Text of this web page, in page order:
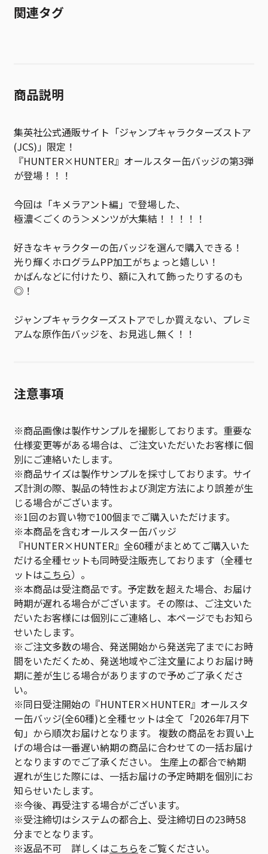
関連タグ
商品説明
集英社公式通販サイト「ジャンプキャラクターズストア
(JCS)」限定！
『HUNTER×HUNTER』オールスター缶バッジの第3弾
が登場！！！
今回は「キメラアント編」で登場した、
極濃＜ごくのう＞メンツが大集結！！！！！
好きなキャラクターの缶バッジを選んで購入できる！
光り輝くホログラムPP加工がちょっと嬉しい！
かばんなどに付けたり、額に入れて飾ったりするのも
◎！
ジャンプキャラクターズストアでしか買えない、プレミ
アムな原作缶バッジを、お見逃し無く！！
注意事項
※商品画像は製作サンプルを撮影しております。重要な
仕様変更等がある場合は、ご注文いただいたお客様に個
別にご連絡いたします。
※商品サイズは製作サンプルを採寸しております。サイ
ズ計測の際、製品の特性および測定方法により誤差が生
じる場合がございます。
※1回のお買い物で100個までご購入いただけます。
※本商品を含むオールスター缶バッジ
『HUNTER×HUNTER』全60種がまとめてご購入いた
だける全種セットも同時受注販売しております（全種セ
ットはこちら）。
※本商品は受注商品です。予定数を超えた場合、お届け
時期が遅れる場合がございます。その際は、ご注文いた
だいたお客様には個別にご連絡し、本ページでもお知ら
せいたします。
※ご注文多数の場合、発送開始から発送完了までにお時
間をいただくため、発送地域やご注文量によりお届け時
期に差が生じる場合がありますので予めご了承くださ
い。
※同日受注開始の『HUNTER×HUNTER』オールスタ
ー缶バッジ(全60種)と全種セットは全て「2026年7月下
旬」から順次お届けとなります。 複数の商品をお買い上
げの場合は一番遅い納期の商品に合わせての一括お届け
となりますのでご了承ください。 生産上の都合で納期
遅れが生じた際には、一括お届けの予定時期を個別にお
知らせいたします。
※今後、再受注する場合がございます。
※受注締切はシステムの都合上、受注締切日の23時58
分までとなります。
※返品不可 詳しくはこちらをご覧ください。